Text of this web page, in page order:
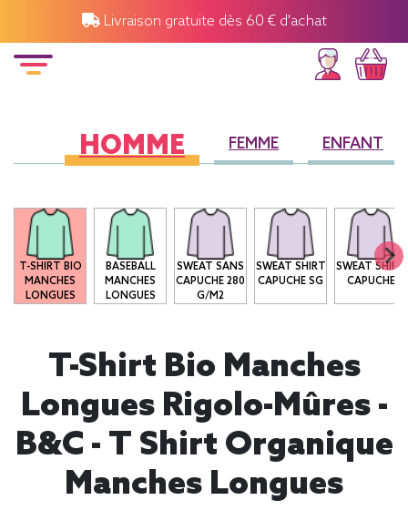
Livraison gratuite dès 60 € d'achat
HOMME FEMME ENFANT
T-SHIRT BIO
MANCHES
LONGUES
BASEBALL
MANCHES
LONGUES
SWEAT SANS
CAPUCHE 280
G/M2
SWEAT SHIRT
CAPUCHE SG
SWEAT SHIRT
CAPUCHE
T-Shirt Bio Manches
Longues Rigolo-Mûres -
B&C - T Shirt Organique
Manches Longues